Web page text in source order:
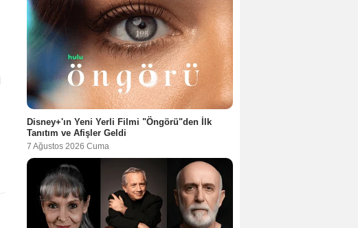
Disney+'ın Yeni Yerli Filmi "Öngörü"den İlk
Tanıtım ve Afişler Geldi
7 Ağustos 2026 Cuma